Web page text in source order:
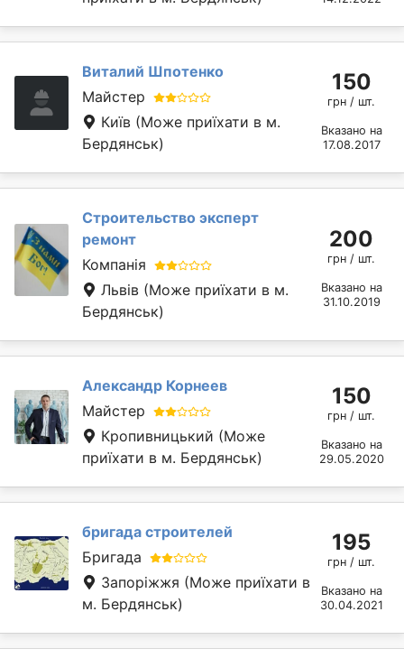
Виталий Шпотенко
Майстер
Київ (Може приїхати в м.
Бердянськ)
150
грн / шт.
Вказано на
17.08.2017
Строительство эксперт
ремонт
Компанія
Львів (Може приїхати в м.
Бердянськ)
200
грн / шт.
Вказано на
31.10.2019
Александр Корнеев
Майстер
Кропивницький (Може
приїхати в м. Бердянськ)
150
грн / шт.
Вказано на
29.05.2020
бригада строителей
Бригада
Запоріжжя (Може приїхати в
м. Бердянськ)
195
грн / шт.
Вказано на
30.04.2021